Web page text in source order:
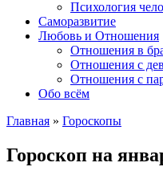
Психология
Саморазвитие
Любовь и Отношения
Отношения в
Отношения с
Отношения с
Обо всём
Главная » Гороскопы
Гороскоп на